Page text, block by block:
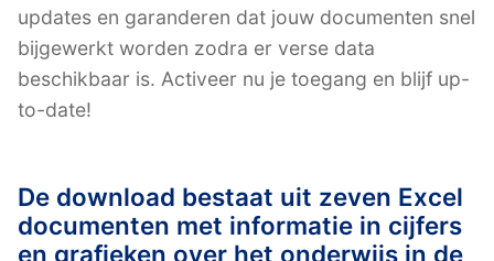
updates en garanderen dat jouw documenten snel
bijgewerkt worden zodra er verse data
beschikbaar is. Activeer nu je toegang en blijf up-
to-date!
De download bestaat uit zeven Excel
documenten met informatie in cijfers
en grafieken over het onderwijs in de